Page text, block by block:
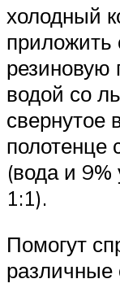
холодный
приложить
резиновую
водой со
свернутое
полотенце
(вода и 9%
1:1).
Помогут
различные